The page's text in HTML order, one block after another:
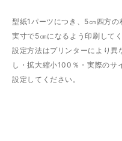
型紙1パーツにつき、5㎝四方の
実寸で5㎝になるよう印刷してく
設定方法はプリンターにより異
し・拡大縮小100％・実際のサ
設定してください。